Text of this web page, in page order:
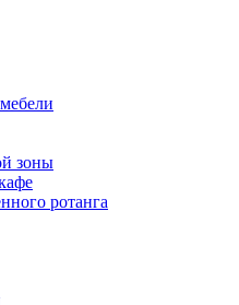
зоны
ротанга